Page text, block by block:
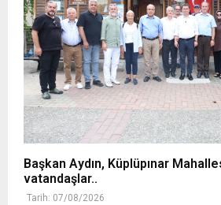
Başkan Aydın, Küplüpınar
vatandaşlar..
Tarih: 07/08/2026